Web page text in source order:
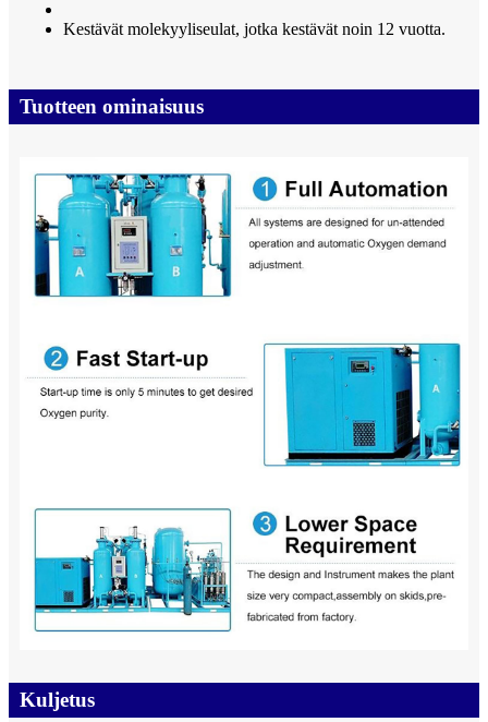
Kestävät molekyyliseulat, jotka kestävät noin 12 vuotta.
Tuotteen ominaisuus
Kuljetus